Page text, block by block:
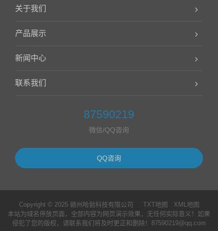
关于我们
产品展示
新闻中心
联系我们
87590219
微信/QQ咨询
QQ咨询
Copyright © 2025 赣州哈勃科技有限公司 TXT地图
XML地图
本站为域名停放页面，全部内容为网页演示效果，无任何实际意义！如果
侵犯了您的版权，请联系我们将及时更正和删除！87590219@qq.com